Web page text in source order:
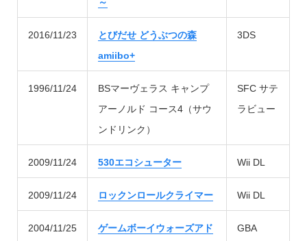
2016/11/23
とびだせ どうぶつの森
amiibo+
3DS
1996/11/24
BSマーヴェラス キャンプ
アーノルド コース4（サウ
ンドリンク）
SFC サテ
ラビュー
2009/11/24 530エコシューター Wii DL
2009/11/24 ロックンロールクライマー Wii DL
2004/11/25
ゲームボーイウォーズアド
GBA